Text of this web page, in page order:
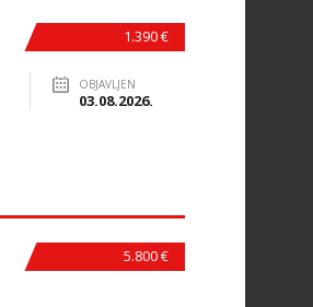
1.390 €
OBJAVLJEN
03.08.2026.
5.800 €